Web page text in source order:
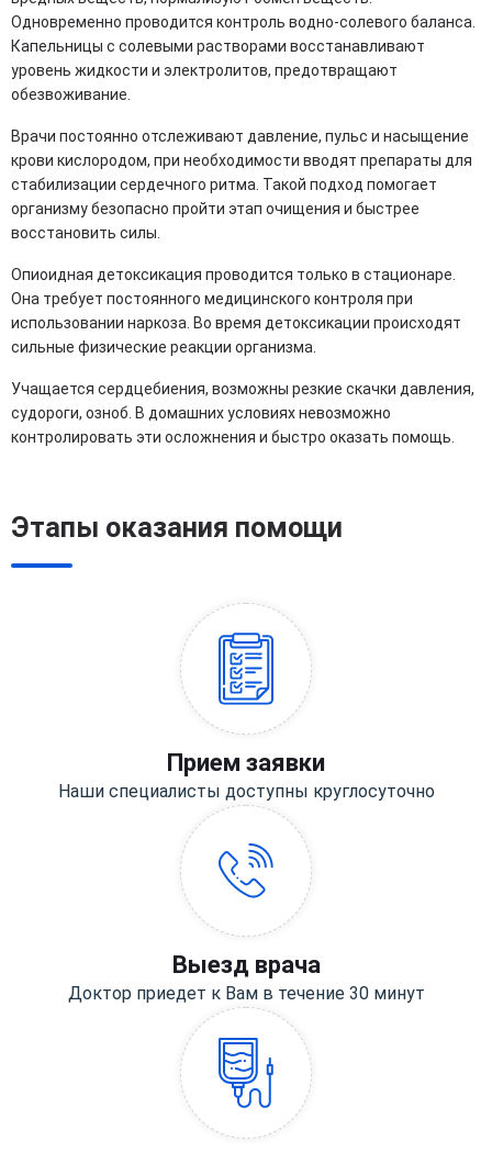
Одновременно проводится контроль водно-солевого баланса.
Капельницы с солевыми растворами восстанавливают
уровень жидкости и электролитов, предотвращают
обезвоживание.
Врачи постоянно отслеживают давление, пульс и насыщение
крови кислородом, при необходимости вводят препараты для
стабилизации сердечного ритма. Такой подход помогает
организму безопасно пройти этап очищения и быстрее
восстановить силы.
Опиоидная детоксикация проводится только в стационаре.
Она требует постоянного медицинского контроля при
использовании наркоза. Во время детоксикации происходят
сильные физические реакции организма.
Учащается сердцебиения, возможны резкие скачки давления,
судороги, озноб. В домашних условиях невозможно
контролировать эти осложнения и быстро оказать помощь.
Этапы оказания помощи
Прием заявки
Наши специалисты доступны круглосуточно
Выезд врача
Доктор приедет к Вам в течение 30 минут